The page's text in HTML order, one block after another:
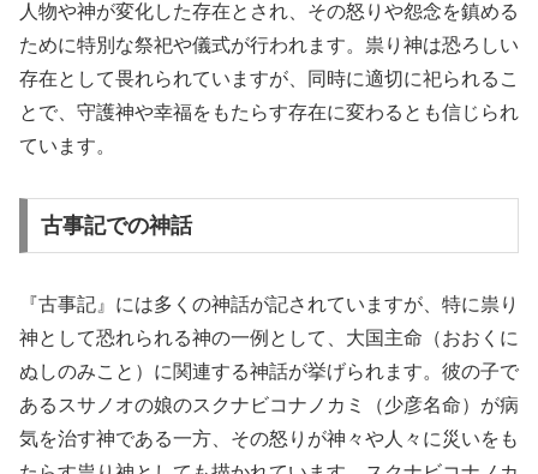
人物や神が変化した存在とされ、その怒りや怨念を鎮める
ために特別な祭祀や儀式が行われます。祟り神は恐ろしい
存在として畏れられていますが、同時に適切に祀られるこ
とで、守護神や幸福をもたらす存在に変わるとも信じられ
ています。
古事記での神話
『古事記』には多くの神話が記されていますが、特に祟り
神として恐れられる神の一例として、大国主命（おおくに
ぬしのみこと）に関連する神話が挙げられます。彼の子で
あるスサノオの娘のスクナビコナノカミ（少彦名命）が病
気を治す神である一方、その怒りが神々や人々に災いをも